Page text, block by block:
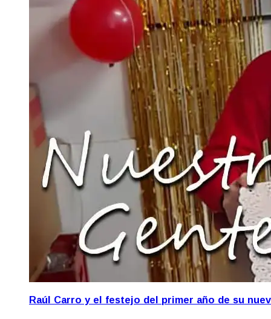
Raúl Carro y el festejo del primer año de su